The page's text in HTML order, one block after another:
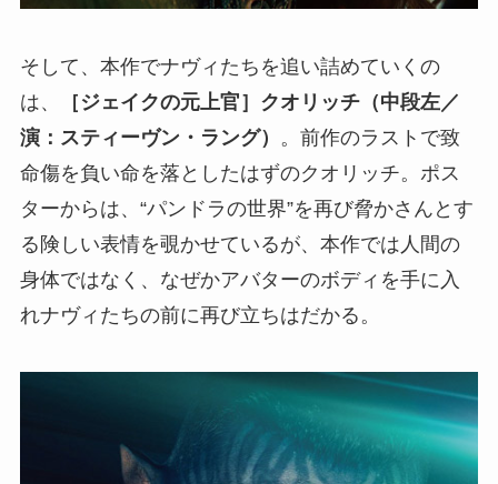
そして、本作でナヴィたちを追い詰めていくの
は、
［ジェイクの元上官］クオリッチ（中段左／
演：スティーヴン・ラング）
。前作のラストで致
命傷を負い命を落としたはずのクオリッチ。ポス
ターからは、“パンドラの世界”を再び脅かさんとす
る険しい表情を覗かせているが、本作では人間の
身体ではなく、なぜかアバターのボディを手に入
れナヴィたちの前に再び立ちはだかる。